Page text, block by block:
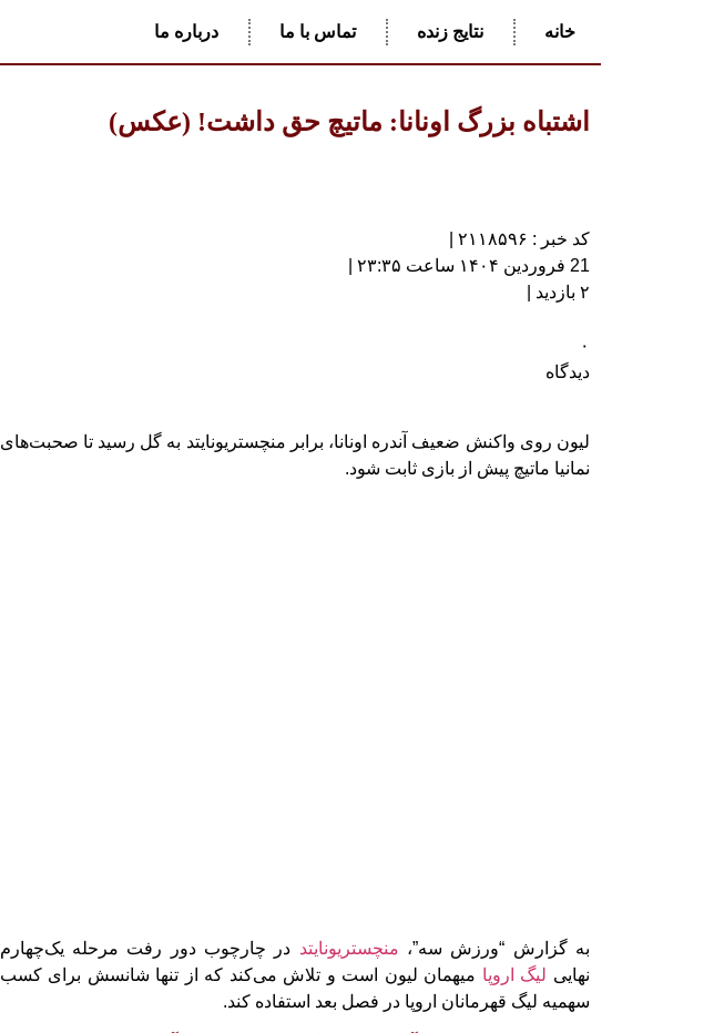
خانه نتایج زنده تماس با ما درباره ما
اشتباه بزرگ اونانا: ماتیچ حق داشت! (عکس)
کد خبر : ۲۱۱۸۵۹۶ |
21 فروردین ۱۴۰۴ ساعت ۲۳:۳۵ |
۲ بازدید |
۰
دیدگاه
لیون روی واکنش ضعیف آندره اونانا، برابر منچستریونایتد به گل رسید تا صحبت‌های
نمانیا ماتیچ پیش از بازی ثابت شود.
به گزارش “ورزش سه”، منچستریونایتد در چارچوب دور رفت مرحله یک‌چهارم
نهایی لیگ اروپا میهمان لیون است و تلاش می‌کند که از تنها شانسش برای کسب
سهمیه لیگ قهرمانان اروپا در فصل بعد استفاده کند.